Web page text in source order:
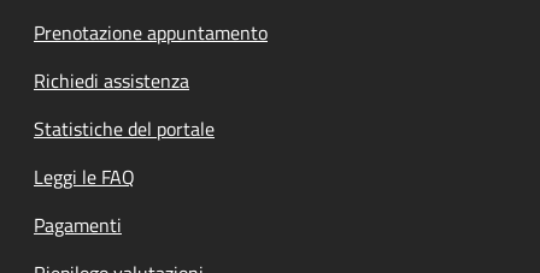
Prenotazione appuntamento
Richiedi assistenza
Statistiche del portale
Leggi le FAQ
Pagamenti